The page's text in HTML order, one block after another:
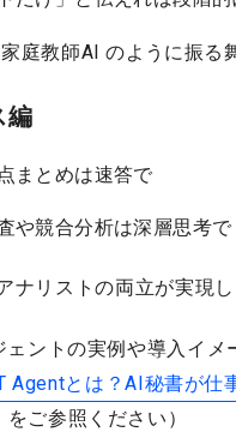
家庭教師AI のように振る
編
まとめは速答で
や競合分析は深層思考で
ナリストの両立が実現し
ェントの実例や導入イメ
Agentとは？AI秘書が仕
をご参照ください）